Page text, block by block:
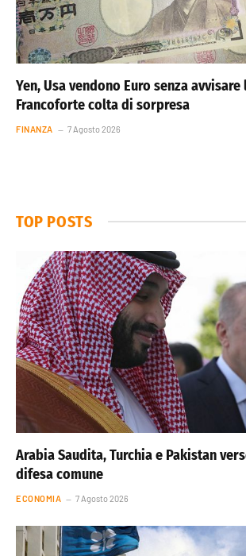
Yen, Usa vendono Euro senza avvisare
Francoforte colta di sorpresa
FINANZA 7 Agosto 2026
TOP POSTS
Arabia Saudita, Turchia e Pakistan
difesa comune
ECONOMIA 7 Agosto 2026